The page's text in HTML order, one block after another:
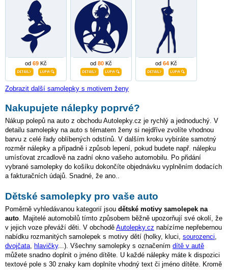
od 69 Kč od 80 Kč od 64 Kč
Zobrazit další samolepky s motivem ženy
Nakupujete nálepky poprvé?
Nákup polepů na auto z obchodu Autolepky.cz je rychlý a jednoduchý. V
detailu samolepky na auto s tématem ženy si nejdříve zvolíte vhodnou
barvu z celé řady oblíbených odstínů. V dalším kroku vybíráte samotný
rozměr nálepky a případně i způsob lepení, pokud budete např. nálepku
umísťovat zrcadlově na zadní okno vašeho automobilu. Po přidání
vybrané samolepky do košíku dokončíte objednávku vyplněním dodacích
a fakturačních údajů. Snadné, že ano..
Dětské samolepky pro vaše auto
Poměrně vyhledávanou kategorií jsou dětské motivy samolepek na
auto . Majitelé automobilů tímto způsobem běžně upozorňují své okolí, že
v jejich voze převáží děti. V obchodě Autolepky.cz nabízíme nepřebernou
nabídku rozmanitých samolepek s motivy dětí (holky, kluci, sourozenci
dvojčata
hlavičky...). Všechny samolepky s označením dítě v autě
můžete snadno doplnit o jméno dítěte. U každé nálepky máte k dispozici
textové pole s 30 znaky kam doplníte vhodný text či jméno dítěte. Kromě